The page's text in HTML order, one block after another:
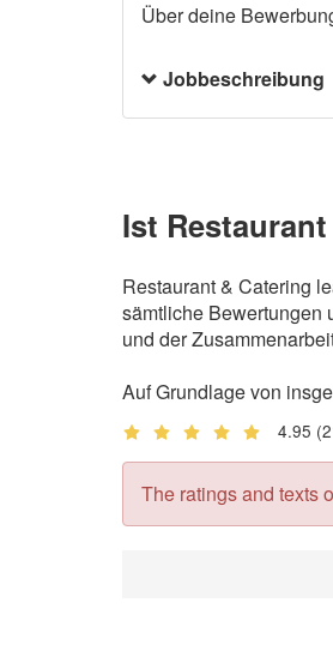
Über deine
Jobbeschreibung
Ist
Restaurant & Catering
sämtliche Bewertungen
und der
Auf Grundlage von
4.95
The ratings and texts